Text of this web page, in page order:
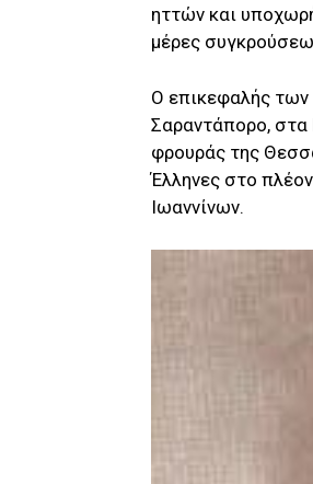
ηττών και
μέρες
Ο επικεφαλής
Σαραντάπορο, στα
φρουράς της
Έλληνες στο
Ιωαννίνων.